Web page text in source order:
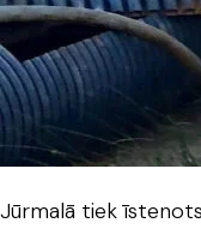
Jūrmalā tiek